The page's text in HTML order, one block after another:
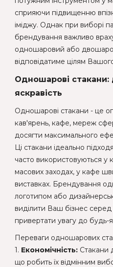
сприяючи підвищенню
іміджу. Однак при виборі
брендування важливо
одношаровий або
відповідатиме цілям
Одношарові стакани:
яскравість
Одношарові стакани - це
кав'ярень, кафе, мереж
досягти максимального
Ці стакани ідеально
часто використовуються у
масових заходах, у кафе
виставках. Брендування
логотипом або
виділити Ваш бізнес серед
привертати увагу до будь-
Переваги одношарових
1. Економічність: Стакани
що робить їх відмінним